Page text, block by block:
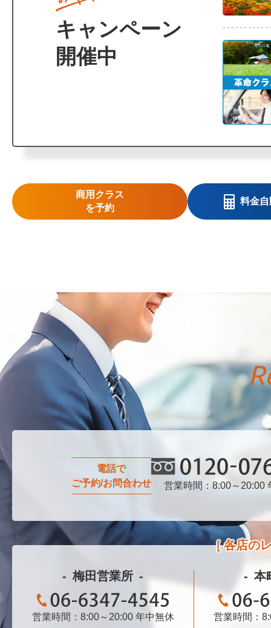
キャンペーン
開催中
商用クラス
を予約
料金
電話で
ご予約/お問合わせ
0120-076-750
営業時間：8:00～20:00
各店の
梅田営業所
06-6347-4545
営業時間：8:00～20:00 年中無休
本
営業時間：